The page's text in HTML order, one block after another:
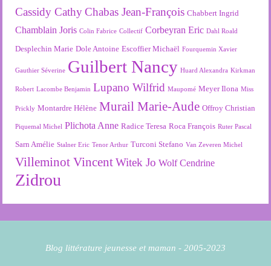
Cassidy Cathy Chabas Jean-François Chabbert Ingrid
Chamblain Joris Colin Fabrice Collectif Corbeyran Eric Dahl Roald
Desplechin Marie Dole Antoine Escoffier Michaël Fourquemin Xavier
Gauthier Séverine Guilbert Nancy Huard Alexandra Kirkman
Robert Lacombe Benjamin Lupano Wilfrid Maupomé Meyer Ilona Miss
Prickly Montardre Hélène Murail Marie-Aude Offroy Christian
Piquemal Michel Plichota Anne Radice Teresa Roca François Ruter Pascal
Sarn Amélie Stalner Eric Tenor Arthur Turconi Stefano Van Zeveren Michel
Villeminot Vincent Witek Jo Wolf Cendrine
Zidrou
Blog littérature jeunesse et maman - 2005-2023